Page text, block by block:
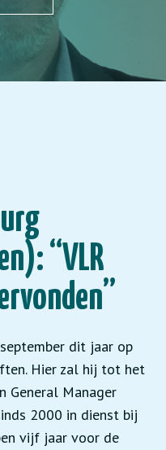
“VLR
dit jaar op
Hier zal hij tot het
General Manager
2000 in dienst bij
vijf jaar voor de